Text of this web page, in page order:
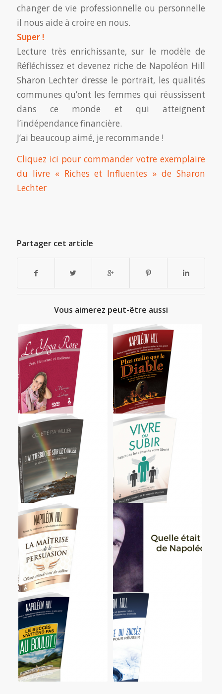
changer de vie professionnelle ou personnelle
il nous aide à croire en nous.
Super !
Lecture très enrichissante, sur le modèle de
Réfléchissez et devenez riche de Napoléon Hill
Sharon Lechter dresse le portrait, les qualités
communes qu’ont les femmes qui réussissent
dans ce monde et qui atteignent
l’indépendance financière.
J’ai beaucoup aimé, je recommande !
Cliquez ici pour commander votre exemplaire
du livre « Riches et Influentes » de Sharon
Lechter
Partager cet article
Vous aimerez peut-être aussi